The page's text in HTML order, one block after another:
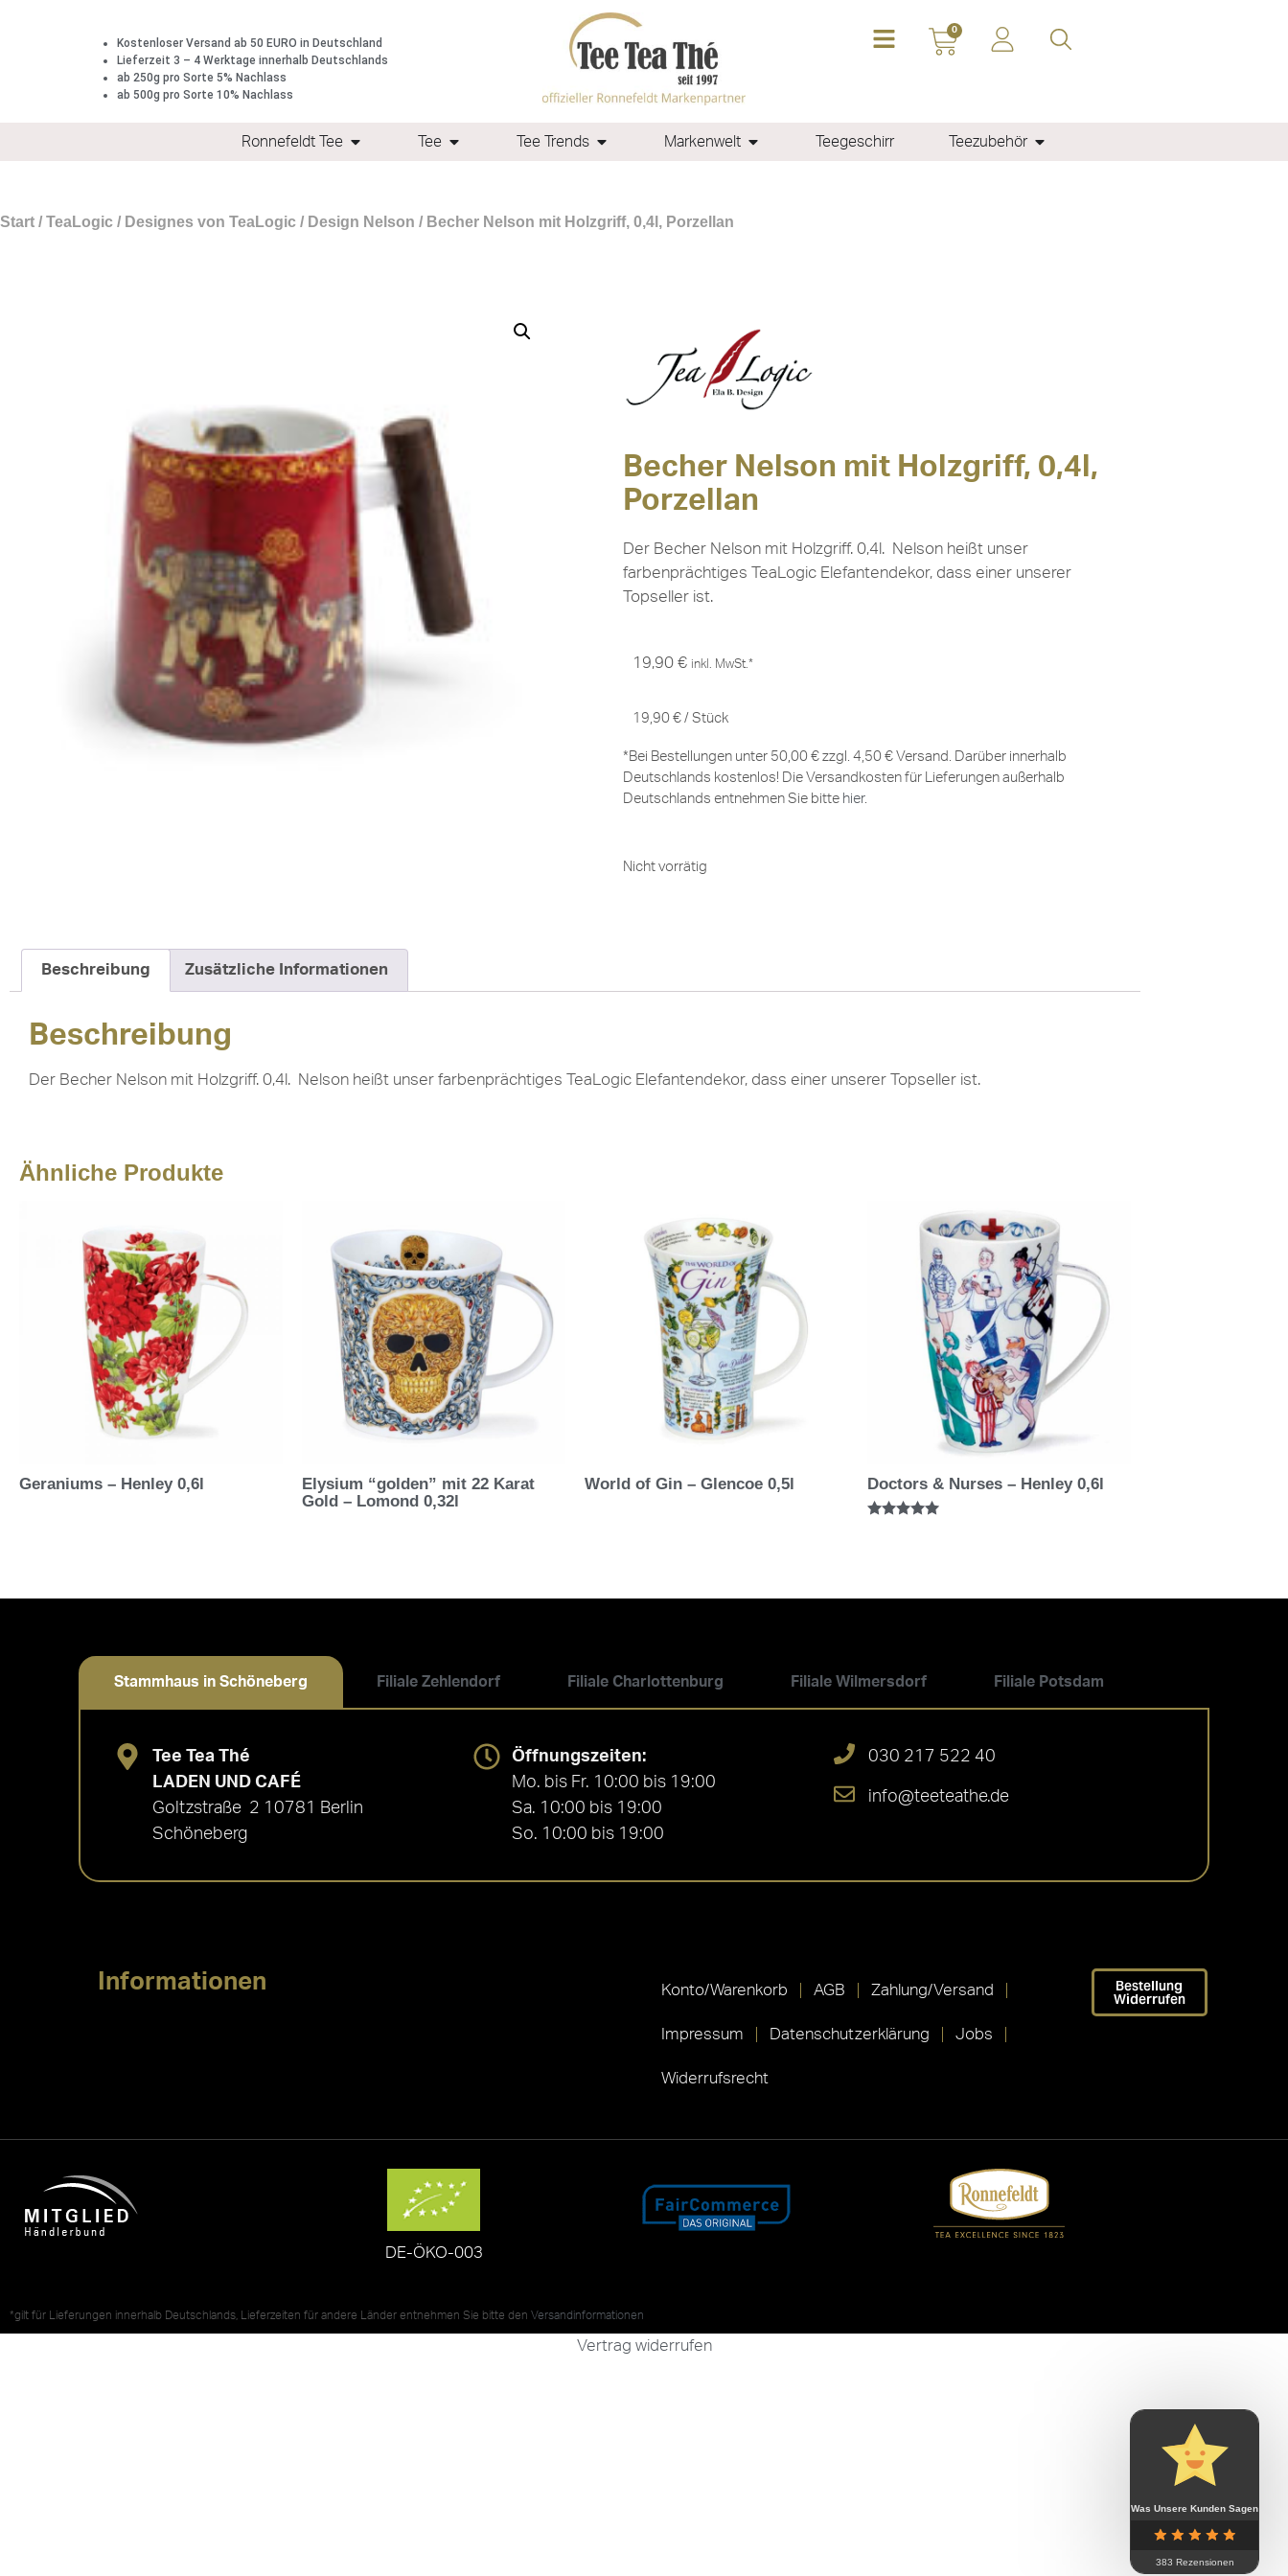
Kostenloser Versand ab 50 EURO in Deutschland
Lieferzeit 3 – 4 Werktage innerhalb Deutschlands
ab 250g pro Sorte 5% Nachlass
ab 500g pro Sorte 10% Nachlass
0
Ronnefeldt Tee Tee Tee Trends Markenwelt Teegeschirr Teezubehör
Start / TeaLogic / Designes von TeaLogic / Design Nelson / Becher Nelson mit Holzgriff, 0,4l, Porzellan
Becher Nelson mit Holzgriff, 0,4l,
Porzellan
Der Becher Nelson mit Holzgriff. 0,4l. Nelson heißt unser
farbenprächtiges TeaLogic Elefantendekor, dass einer unserer
Topseller ist.
19,90 € inkl. MwSt.*
19,90 € / Stück
*Bei Bestellungen unter 50,00 € zzgl. 4,50 € Versand. Darüber innerhalb
Deutschlands kostenlos! Die Versandkosten für Lieferungen außerhalb
Deutschlands entnehmen Sie bitte hier.
Nicht vorrätig
Beschreibung Zusätzliche Informationen
Beschreibung
Der Becher Nelson mit Holzgriff. 0,4l. Nelson heißt unser farbenprächtiges TeaLogic Elefantendekor, dass einer unserer Topseller ist.
Ähnliche Produkte
Geraniums – Henley 0,6l
Elysium “golden” mit 22 Karat
Gold – Lomond 0,32l
World of Gin – Glencoe 0,5l Doctors & Nurses – Henley 0,6l
Stammhaus in Schöneberg Filiale Zehlendorf Filiale Charlottenburg Filiale Wilmersdorf Filiale Potsdam
Tee Tea Thé
LADEN UND CAFÉ
Goltzstraße 2 10781 Berlin
Schöneberg
Öffnungszeiten:
Mo. bis Fr. 10:00 bis 19:00
Sa. 10:00 bis 19:00
So. 10:00 bis 19:00
030 217 522 40
info@teeteathe.de
Informationen Konto/Warenkorb AGB Zahlung/Versand
Impressum Datenschutzerklärung Jobs
Widerrufsrecht
Bestellung
Widerrufen
DE-ÖKO-003
*gilt für Lieferungen innerhalb Deutschlands, Lieferzeiten für andere Länder entnehmen Sie bitte den Versandinformationen
Vertrag widerrufen
Was Unsere Kunden Sagen
383 Rezensionen